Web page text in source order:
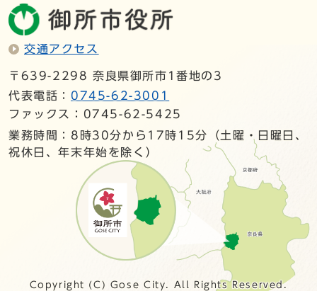
交通アクセス
〒639-2298 奈良県御所市1番地の3
代表電話： 0745-62-3001
ファックス：0745-62-5425
業務時間：8時30分から17時15分（土曜・日曜日、
祝休日、年末年始を除く）
Copyright (C) Gose City. All Rights Reserved.